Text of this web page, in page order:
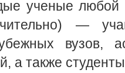
ученые
—
вузов,
а также